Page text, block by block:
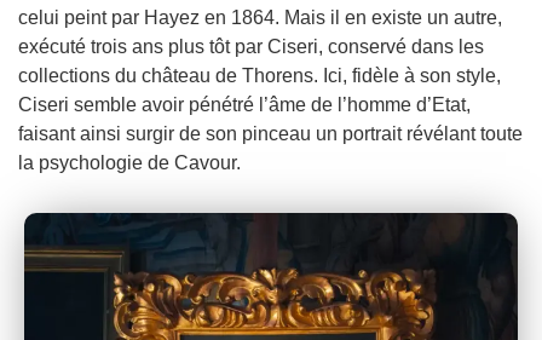
celui peint par Hayez en 1864. Mais il en existe un autre,
exécuté trois ans plus tôt par Ciseri, conservé dans les
collections du château de Thorens. Ici, fidèle à son style,
Ciseri semble avoir pénétré l’âme de l’homme d’Etat,
faisant ainsi surgir de son pinceau un portrait révélant toute
la psychologie de Cavour.